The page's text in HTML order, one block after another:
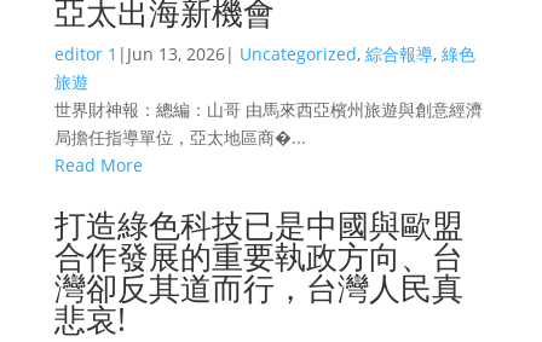
亞太出海新機會
editor 1 | Jun 13, 2026| Uncategorized, 綜合報導, 綠色
旅遊
世界財神報：總編：山哥 由馬來西亞檳州旅遊與創意經濟
局擔任指導單位，亞太地區商�...
Read More
打造綠色科技已是中國與歐盟
合作發展的重要執政方向、台
灣卻反其道而行，台灣人民真
悲哀!